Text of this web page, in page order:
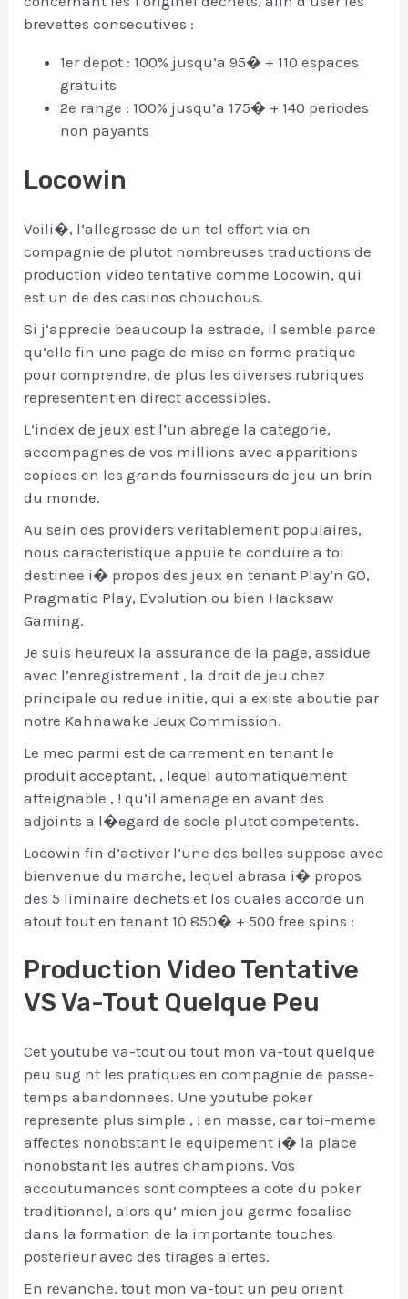
brevettes consecutives :
1er depot : 100% jusqu’a 95� + 110 espaces
gratuits
2e range : 100% jusqu’a 175� + 140 periodes
non payants
Locowin
Voili�, l’allegresse de un tel effort via en
compagnie de plutot nombreuses traductions de
production video tentative comme Locowin, qui
est un de des casinos chouchous.
Si j’apprecie beaucoup la estrade, il semble parce
qu’elle fin une page de mise en forme pratique
pour comprendre, de plus les diverses rubriques
representent en direct accessibles.
L’index de jeux est l’un abrege la categorie,
accompagnes de vos millions avec apparitions
copiees en les grands fournisseurs de jeu un brin
du monde.
Au sein des providers veritablement populaires,
nous caracteristique appuie te conduire a toi
destinee i� propos des jeux en tenant Play’n GO,
Pragmatic Play, Evolution ou bien Hacksaw
Gaming.
Je suis heureux la assurance de la page, assidue
avec l’enregistrement , la droit de jeu chez
principale ou redue initie, qui a existe aboutie par
notre Kahnawake Jeux Commission.
Le mec parmi est de carrement en tenant le
produit acceptant, , lequel automatiquement
atteignable , ! qu’il amenage en avant des
adjoints a l�egard de socle plutot competents.
Locowin fin d’activer l’une des belles suppose avec
bienvenue du marche, lequel abrasa i� propos
des 5 liminaire dechets et los cuales accorde un
atout tout en tenant 10 850� + 500 free spins :
Production Video Tentative
VS Va-Tout Quelque Peu
Cet youtube va-tout ou tout mon va-tout quelque
peu sug nt les pratiques en compagnie de passe-
temps abandonnees. Une youtube poker
represente plus simple , ! en masse, car toi-meme
affectes nonobstant le equipement i� la place
nonobstant les autres champions. Vos
accoutumances sont comptees a cote du poker
traditionnel, alors qu’ mien jeu germe focalise
dans la formation de la importante touches
posterieur avec des tirages alertes.
En revanche, tout mon va-tout un peu orient